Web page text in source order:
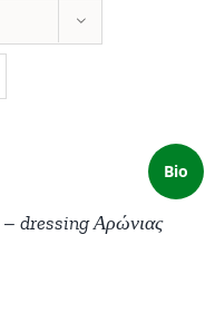
Bio
– dressing Αρώνιας